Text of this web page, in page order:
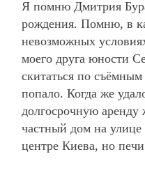
Я помню Дмитрия
рождения. Помню, в
невозможных
моего друга юности
скитаться по
попало. Когда же
долгосрочную аренду
частный дом на
центре Киева, но